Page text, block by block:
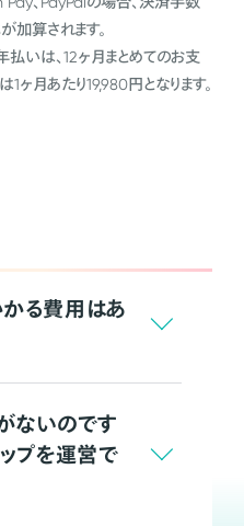
加算されます。
払いは、12ヶ月まとめてのお支
ヶ月あたり19,980円となります。
る費用はあ
ないのです
プを運営で